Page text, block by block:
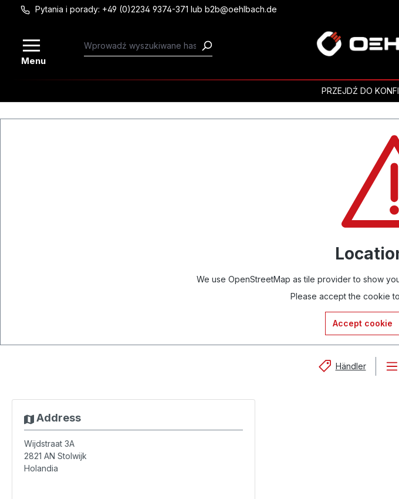
Przejdź do głównej zawartości
Pytania i porady: +49 (0)2234 9374-371 lub b2b@oehlbach.de
Menu
PRZEJDŹ DO
We use OpenStreetMap as tile provider to show
Please accept the cookie
Accept cookie
Händler
Address
Wijdstraat 3A
2821 AN Stolwijk
Holandia